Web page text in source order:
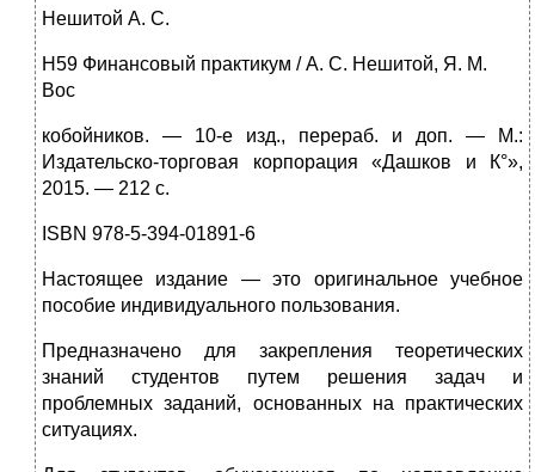
Нешитой А. С.
Н59 Финансовый практикум / А. С. Нешитой, Я. М.
Вос­
кобойников. — 10-е изд., перераб. и доп. — М.:
Издатель­ско-торговая корпорация «Дашков и К°»,
2015. — 212 с.
ISBN 978-5-394-01891-6
Настоящее издание — это оригинальное учебное
пособие инди­видуального пользования.
Предназначено для закрепления теоретических
знаний студен­тов путем решения задач и
проблемных заданий, основанных на прак­тических
ситуациях.